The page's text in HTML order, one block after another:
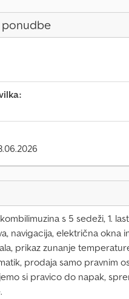
s 5 sedeži, 1.
navigacija, električna okna
prikaz zunanje
prodaja samo pravnim
si pravico do napak,